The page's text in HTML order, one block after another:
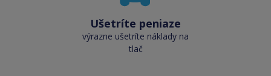
Ušetríte peniaze
výrazne ušetríte náklady na
tlač